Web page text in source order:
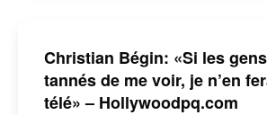
Christian Bégin: «Si les
tannés de me voir, je n’en
télé» – Hollywoodpq.com